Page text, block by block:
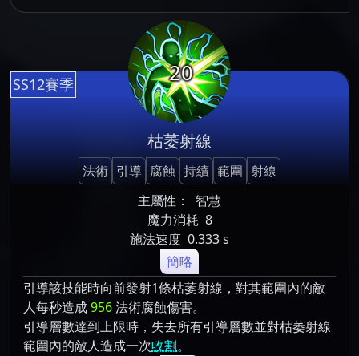
SS12賽季 20
枯萎射線
法術 引導 腐蝕 持續 範圍 射線
主屬性：
智慧
魔力消耗 8
施法速度 0.333 s
簡略
引導該技能時向前發射1條枯萎射線，對其範圍內的敵
人每秒造成956法術腐蝕傷害。
引導層數達到上限時，失去所有引導層數並對枯萎射線
範圍內的敵人造成一次收割。